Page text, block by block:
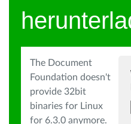
The Document
Foundation doesn't
provide 32bit
binaries for Linux
for 6.3.0 anymore.